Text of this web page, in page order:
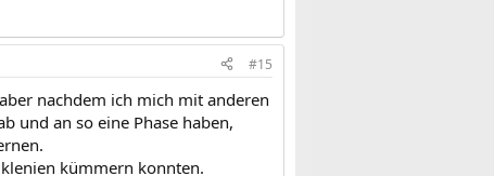
#15
nachdem ich mich mit anderen
und an so eine Phase haben,
kümmern konnten.